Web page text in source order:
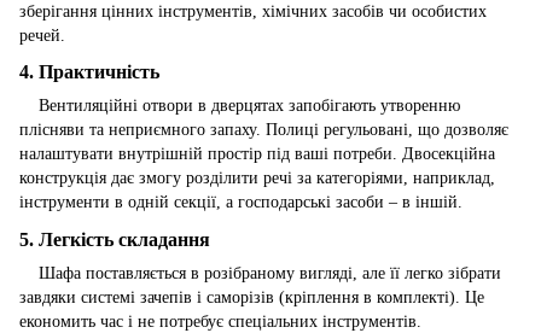
зберігання цінних інструментів, хімічних засобів чи особистих
речей.
4. Практичність
Вентиляційні отвори в дверцятах запобігають утворенню
плісняви та неприємного запаху. Полиці регульовані, що дозволяє
налаштувати внутрішній простір під ваші потреби. Двосекційна
конструкція дає змогу розділити речі за категоріями, наприклад,
інструменти в одній секції, а господарські засоби – в іншій.
5. Легкість складання
Шафа поставляється в розібраному вигляді, але її легко зібрати
завдяки системі зачепів і саморізів (кріплення в комплекті). Це
економить час і не потребує спеціальних інструментів.